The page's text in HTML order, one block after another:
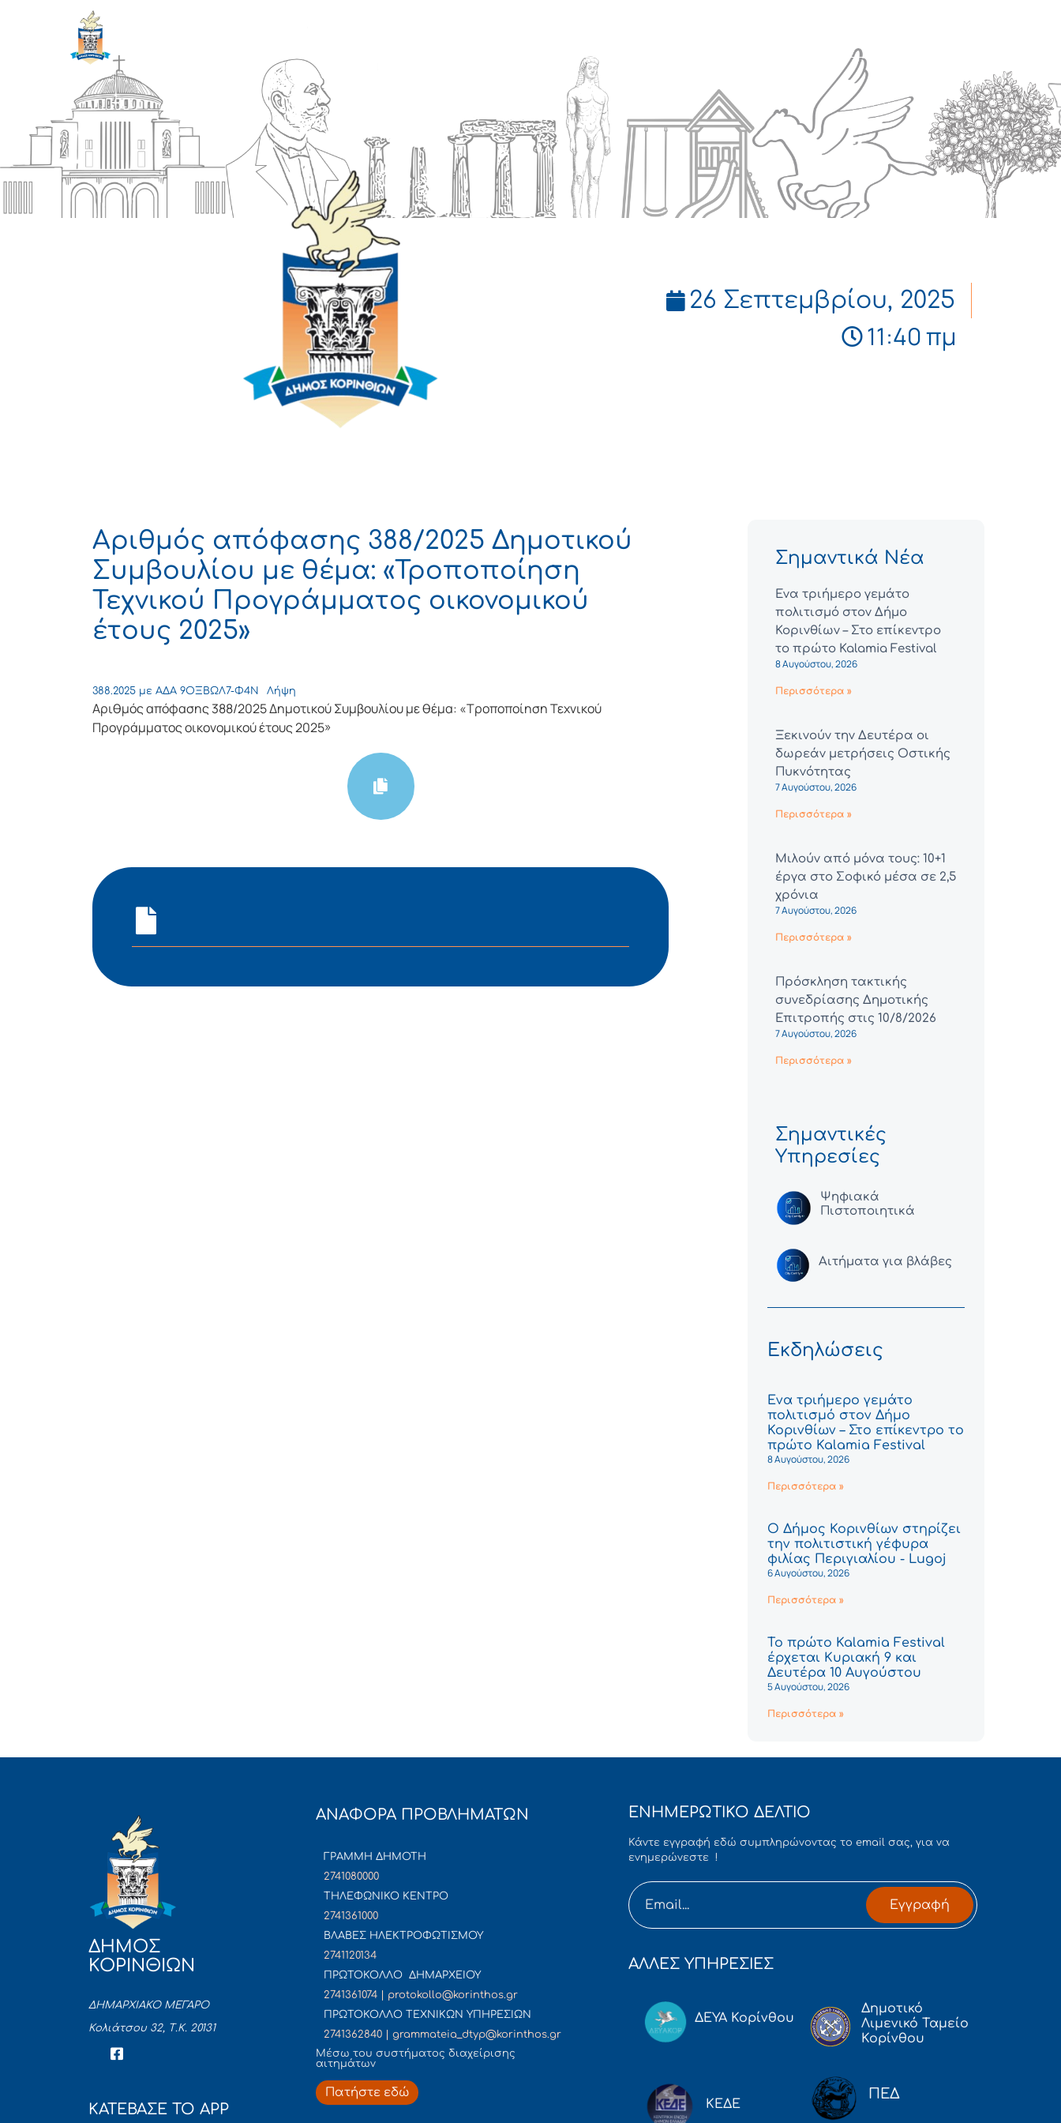
26 Σεπτεμβρίου, 2025
11:40 πμ
Αριθμός απόφασης 388/2025 Δημοτικού
Συμβουλίου με θέμα: «Τροποποίηση
Τεχνικού Προγράμματος οικονομικού
έτους 2025»
388.2025 με ΑΔΑ 9ΟΞΒΩΛ7-Φ4Ν Λήψη
Αριθμός απόφασης 388/2025 Δημοτικού Συμβουλίου με θέμα: «Τροποποίηση Τεχνικού
Προγράμματος οικονομικού έτους 2025»
Σημαντικά Νέα
Ένα τριήμερο γεμάτο
πολιτισμό στον Δήμο
Κορινθίων – Στο επίκεντρο
το πρώτο Kalamia Festival
8 Αυγούστου, 2026
Περισσότερα »
Ξεκινούν την Δευτέρα οι
δωρεάν μετρήσεις Οστικής
Πυκνότητας
7 Αυγούστου, 2026
Περισσότερα »
Μιλούν από μόνα τους: 10+1
έργα στο Σοφικό μέσα σε 2,5
χρόνια
7 Αυγούστου, 2026
Περισσότερα »
Πρόσκληση τακτικής
συνεδρίασης Δημοτικής
Επιτροπής στις 10/8/2026
7 Αυγούστου, 2026
Περισσότερα »
Σημαντικές
Υπηρεσίες
Ψηφιακά
Πιστοποιητικά
Αιτήματα για βλάβες
Εκδηλώσεις
Ένα τριήμερο γεμάτο
πολιτισμό στον Δήμο
Κορινθίων – Στο επίκεντρο το
πρώτο Kalamia Festival
8 Αυγούστου, 2026
Περισσότερα »
Ο Δήμος Κορινθίων στηρίζει
την πολιτιστική γέφυρα
φιλίας Περιγιαλίου - Lugoj
6 Αυγούστου, 2026
Περισσότερα »
Το πρώτο Kalamia Festival
έρχεται Κυριακή 9 και
Δευτέρα 10 Αυγούστου
5 Αυγούστου, 2026
Περισσότερα »
ΔΗΜΟΣ
ΚΟΡΙΝΘΙΩΝ
ΔΗΜΑΡΧΙΑΚΟ ΜΕΓΑΡΟ
Κολιάτσου 32, Τ.Κ. 20131
ΚΑΤΕΒΑΣΕ ΤΟ APP
ΑΝΑΦΟΡΑ ΠΡΟΒΛΗΜΑΤΩΝ
ΓΡΑΜΜΗ ΔΗΜΟΤΗ
2741080000
ΤΗΛΕΦΩΝΙΚΟ ΚΕΝΤΡΟ
2741361000
ΒΛΑΒΕΣ ΗΛΕΚΤΡΟΦΩΤΙΣΜΟΥ
2741120134
ΠΡΩΤΟΚΟΛΛΟ ΔΗΜΑΡΧΕΙΟΥ
2741361074 | protokollo@korinthos.gr
ΠΡΩΤΟΚΟΛΛΟ ΤΕΧΝΙΚΩΝ ΥΠΗΡΕΣΙΩΝ
2741362840 | grammateia_dtyp@korinthos.gr
Mέσω του συστήματος διαχείρισης
αιτημάτων
Πατήστε εδώ
ΕΝΗΜΕΡΩΤΙΚΟ ΔΕΛΤΙΟ
Κάντε εγγραφή εδώ συμπληρώνοντας το email σας, για να
ενημερώνεστε !
Εγγραφή
ΑΛΛΕΣ ΥΠΗΡΕΣΙΕΣ
ΔΕΥΑ Κορίνθου
Δημοτικό
Λιμενικό Ταμείο
Κορίνθου
ΚΕΔΕ
ΠΕΔ